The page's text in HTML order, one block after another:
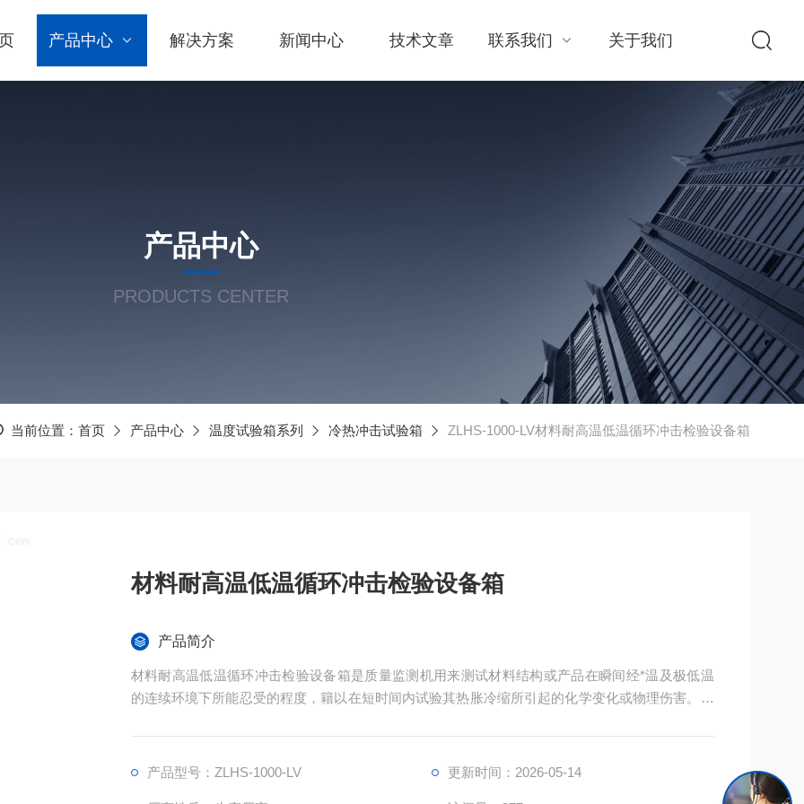
产品中心 解决方案 新闻中心 技术文章 联系我们 关于我们
产品中心
PRODUCTS CENTER
当前位置： 首页 产品中心 温度试验箱系列 冷热冲击试验箱 ZLHS-1000-LV材料耐高温低温循环冲击检验设备箱
材料耐高温低温循环冲击检验设备箱
产品简介
材料耐高温低温循环冲击检验设备箱是质量监测机用来测试材料结构或产品在瞬间经*温及极低温
的连续环境下所能忍受的程度，籍以在短时间内试验其热胀冷缩所引起的化学变化或物理伤害。适
产品型号：ZLHS-1000-LV 更新时间：2026-05-14